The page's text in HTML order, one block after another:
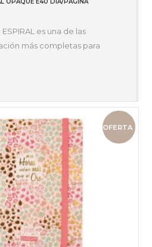
OPAQUE E40 DÍA/PÁGINA
es una de las
más completas para
OFERTA